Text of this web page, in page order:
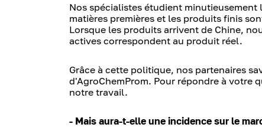
Nos spécialistes étudient
matières premières et les produits finis
Lorsque les produits arrivent de Chine,
actives correspondent au produit réel.
Grâce à cette politique, nos partenaires
d'AgroChemProm. Pour répondre à votre
notre travail.
- Mais aura-t-elle une incidence sur le